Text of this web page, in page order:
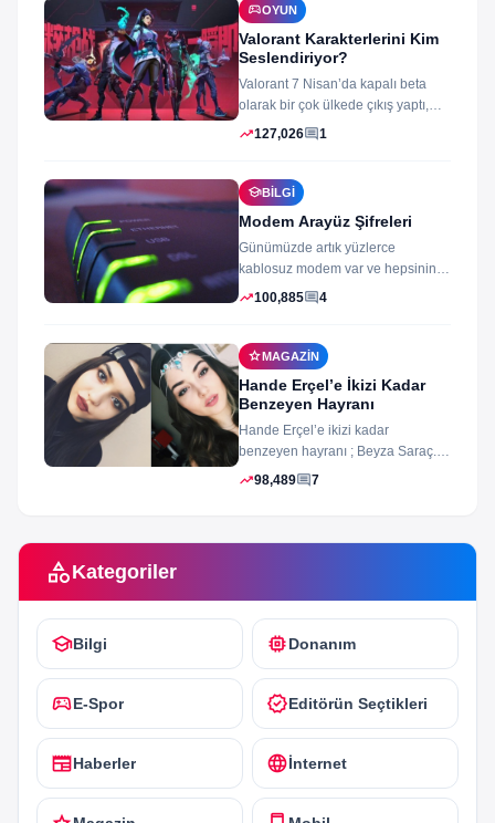
sports_esportsOYUN
Valorant Karakterlerini Kim
Seslendiriyor?
Valorant 7 Nisan’da kapalı beta
olarak bir çok ülkede çıkış yaptı,
oyun izleyenler ve oynayanlar...
trending_up127,026comment1
schoolBILGI
Modem Arayüz Şifreleri
Günümüzde artık yüzlerce
kablosuz modem var ve hepsinin
arayüz şifleri ve arayüzü farklı
trending_up100,885comment4
starMAGAZIN
Hande Erçel’e İkizi Kadar
Benzeyen Hayranı
Hande Erçel’e ikizi kadar
benzeyen hayranı ; Beyza Saraç.
Son zamanlarda Hande Erçel’e
trending_up98,489comment7
categoryKategoriler
schoolBilgi memoryDonanım
sports_esportsE-Spor verifiedEditörün Seçtikleri
newspaperHaberler languageİnternet